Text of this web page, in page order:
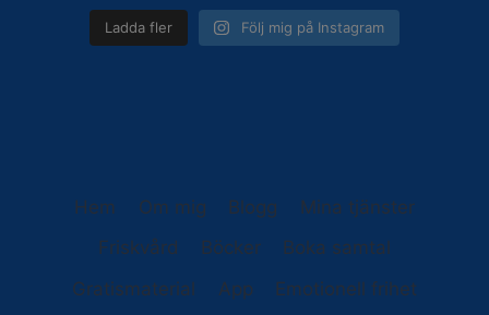
Ladda fler Följ mig på Instagram
Hem Om mig Blogg
Mina tjänster
Friskvård
Böcker
Boka samtal
Gratismaterial
App Emotionell frihet